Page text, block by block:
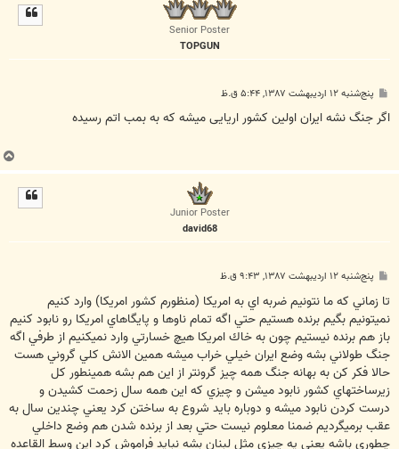
Senior Poster
TOPGUN
پ
ت
پنج‌شنبه ۱۲ اردیبهشت ۱۳۸۷, ۵:۴۴ ق.ظ
اگر جنگ نشه ايران اولين کشور اريايی ميشه که به بمب اتم رسيده
ب
ا
Junior Poster
david68
پ
ت
پنج‌شنبه ۱۲ اردیبهشت ۱۳۸۷, ۹:۴۳ ق.ظ
تا زماني كه ما نتونيم ضربه اي به امريكا (منظورم كشور امريكا) وارد كنيم
نميتونيم بگيم برنده هستيم حتي اگه تمام ناوها و پايگاهاي امريكا رو نابود كنيم
باز هم برنده نيستيم چون به خاك امريكا هيچ خسارتي وارد نميكنيم از طرفي اگه
جنگ طولاني بشه وضع ايران خيلي خراب ميشه همين الانش كلي گروني هست
حالا فكر كن به بهانه جنگ همه چيز گرونتر از اين هم بشه همينطور كل
زيرساختهاي كشور نابود ميشن و چيزي كه اين همه سال زحمت كشيدن و
درست كردن نابود ميشه و دوباره بايد شروع به ساختن كرد يعني چندين سال به
عقب برميگرديم ضمنا معلوم نيست حتي بعد از برنده شدن هم وضع داخلي
چطوري باشه يعني يه چيزي مثل لبنان بشه نبايد فراموش كرد اين وسط القاعده